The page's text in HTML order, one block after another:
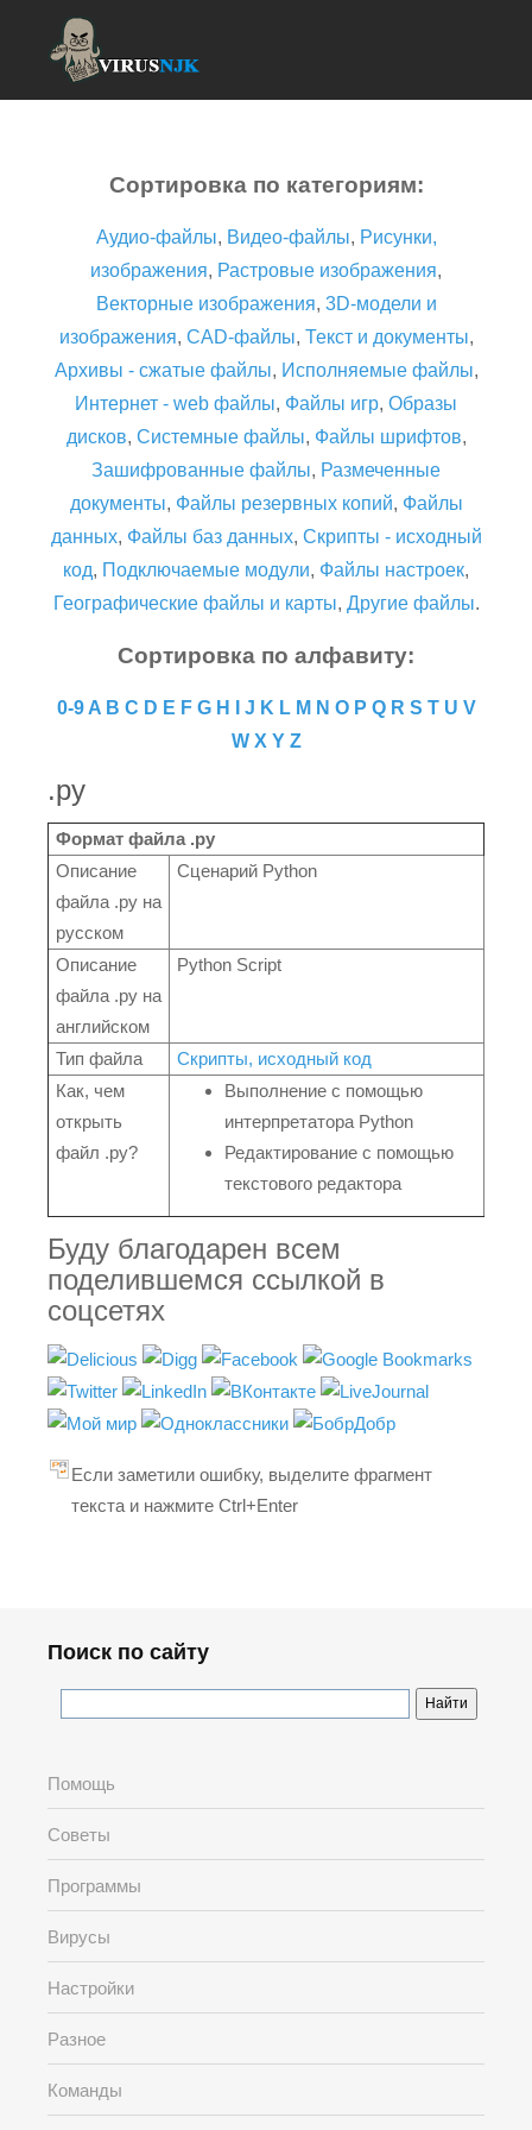
Сортировка по категориям:
Аудио-файлы, Видео-файлы, Рисунки,
изображения, Растровые изображения,
Векторные изображения, 3D-модели и
изображения, CAD-файлы, Текст и документы,
Архивы - сжатые файлы, Исполняемые файлы,
Интернет - web файлы, Файлы игр, Образы
дисков, Системные файлы, Файлы шрифтов,
Зашифрованные файлы, Размеченные
документы, Файлы резервных копий, Файлы
данных, Файлы баз данных, Скрипты - исходный
код, Подключаемые модули, Файлы настроек,
Географические файлы и карты, Другие файлы.
Сортировка по алфавиту:
0-9 A B C D E F G H J K L M N O P Q R S T U V
W X Y Z
.py
Формат файла .py
Описание
файла .py на
русском
Сценарий Python
Описание
файла .py на
английском
Python Script
Тип файла
Скрипты, исходный код
Как, чем
открыть
файл .py?
Выполнение с помощью
интерпретатора Python
Редактирование с помощью
текстового редактора
Буду благодарен всем
поделившемся ссылкой в
соцсетях
Если заметили ошибку, выделите фрагмент
текста и нажмите Ctrl+Enter
Поиск по сайту
Помощь
Советы
Программы
Вирусы
Настройки
Разное
Команды